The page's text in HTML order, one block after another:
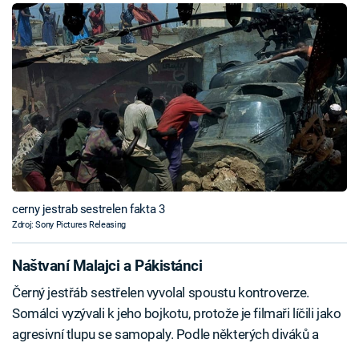
cerny jestrab sestrelen fakta 3
Zdroj: Sony Pictures Releasing
Naštvaní Malajci a Pákistánci
Černý jestřáb sestřelen vyvolal spoustu kontroverze.
Somálci vyzývali k jeho bojkotu, protože je filmaři líčili jako
agresivní tlupu se samopaly. Podle některých diváků a